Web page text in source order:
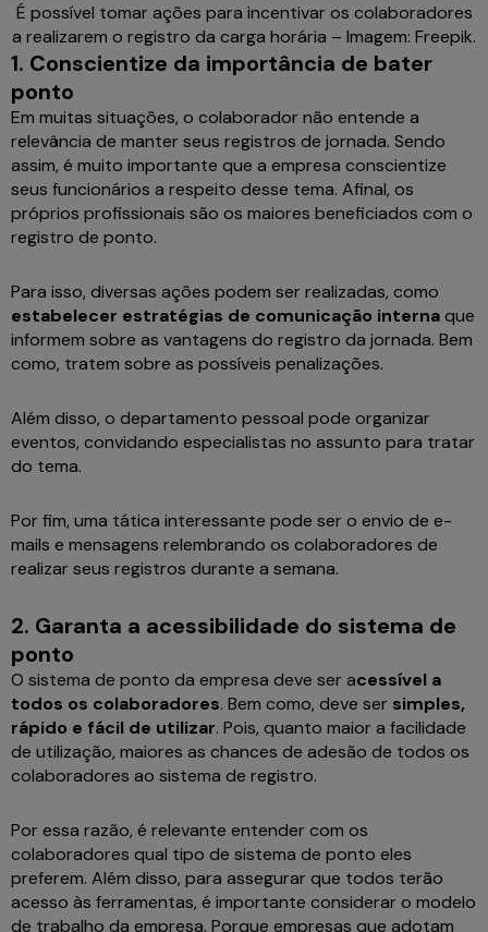
É possível tomar ações para incentivar os colaboradores
a realizarem o registro da carga horária – Imagem: Freepik.
1. Conscientize da importância de bater
ponto
Em muitas situações, o colaborador não entende a
relevância de manter seus registros de jornada. Sendo
assim, é muito importante que a empresa conscientize
seus funcionários a respeito desse tema. Afinal, os
próprios profissionais são os maiores beneficiados com o
registro de ponto.
Para isso, diversas ações podem ser realizadas, como
estabelecer estratégias de comunicação internaque
informem sobre as vantagens do registro da jornada. Bem
como, tratem sobre as possíveis penalizações.
Além disso, o departamento pessoal pode organizar
eventos, convidando especialistas no assunto para tratar
do tema.
Por fim, uma tática interessante pode ser o envio de e-
mails e mensagens relembrando os colaboradores de
realizar seus registros durante a semana.
2. Garanta a acessibilidade do sistema de
ponto
O sistema de ponto da empresa deve ser acessível a
todos os colaboradores. Bem como, deve ser simples,
rápido e fácil de utilizar. Pois, quanto maior a facilidade
de utilização, maiores as chances de adesão de todos os
colaboradores ao sistema de registro.
Por essa razão, é relevante entender com os
colaboradores qual tipo de sistema de ponto eles
preferem. Além disso, para assegurar que todos terão
acesso às ferramentas, é importante considerar o modelo
de trabalho da empresa. Porque empresas que adotam